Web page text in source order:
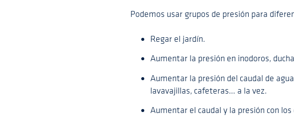
Podemos usar grupos de presión para
Regar el jardín.
Aumentar la presión en inodoros,
Aumentar la presión del caudal de
lavavajillas, cafeteras… a la vez.
Aumentar el caudal y la presión con